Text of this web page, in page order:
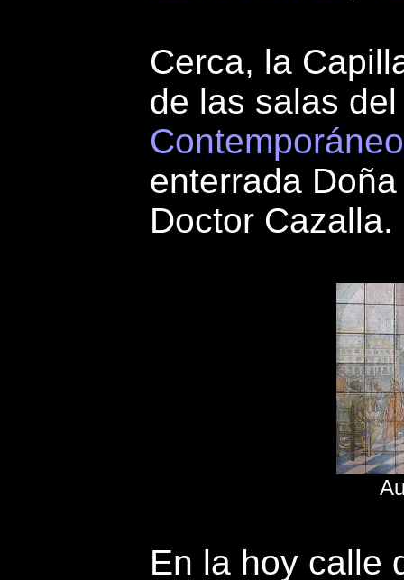
Cerca, la
de las salas
Contemporáneo
enterrada
Doctor Cazalla.
En la hoy calle